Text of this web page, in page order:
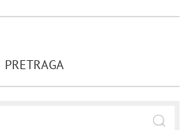
PRETRAGA